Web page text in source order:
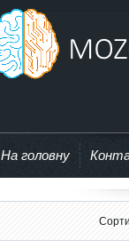
На головну